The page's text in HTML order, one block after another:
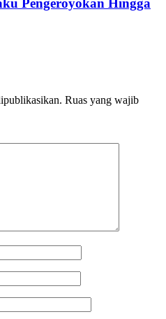
Pengeroyokan Hingga
Ruas yang wajib